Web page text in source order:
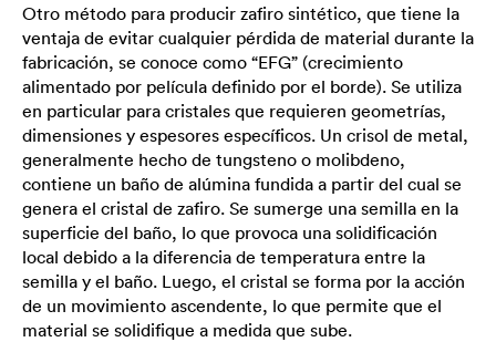
Otro método para producir zafiro sintético, que tiene la
ventaja de evitar cualquier pérdida de material durante la
fabricación, se conoce como “EFG” (crecimiento
alimentado por película definido por el borde). Se utiliza
en particular para cristales que requieren geometrías,
dimensiones y espesores específicos. Un crisol de metal,
generalmente hecho de tungsteno o molibdeno,
contiene un baño de alúmina fundida a partir del cual se
genera el cristal de zafiro. Se sumerge una semilla en la
superficie del baño, lo que provoca una solidificación
local debido a la diferencia de temperatura entre la
semilla y el baño. Luego, el cristal se forma por la acción
de un movimiento ascendente, lo que permite que el
material se solidifique a medida que sube.